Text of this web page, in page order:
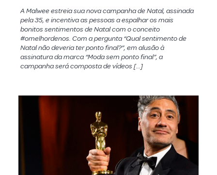
A Malwee estreia sua nova campanha de Natal, assinada
pela 35, e incentiva as pessoas a espalhar os mais
bonitos sentimentos de Natal com o conceito
#omelhordenos. Com a pergunta “Qual sentimento de
Natal não deveria ter ponto final?”, em alusão à
assinatura da marca “Moda sem ponto final”, a
campanha será composta de vídeos […]